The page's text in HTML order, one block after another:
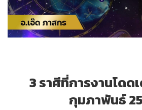
3 ราศีที่การงานโดด
กุมภาพันธ์